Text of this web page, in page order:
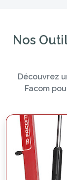
Nos
Découvrez
Facom